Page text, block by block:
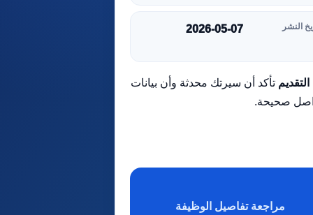
النشر 2026-05-07
تأكد أن سيرتك محدثة وأن بيانات
صحيحة.
مراجعة تفاصيل الوظيفة